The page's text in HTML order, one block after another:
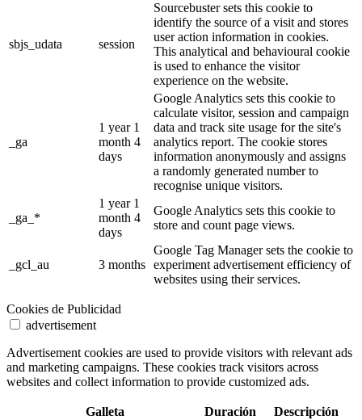
sbjs_udata session
Sourcebuster sets this cookie to
identify the source of a visit and stores
user action information in cookies.
This analytical and behavioural cookie
is used to enhance the visitor
experience on the website.
_ga
1 year 1
month 4
days
Google Analytics sets this cookie to
calculate visitor, session and campaign
data and track site usage for the site's
analytics report. The cookie stores
information anonymously and assigns
a randomly generated number to
recognise unique visitors.
_ga_*
1 year 1
month 4
days
Google Analytics sets this cookie to
store and count page views.
_gcl_au 3 months
Google Tag Manager sets the cookie to
experiment advertisement efficiency of
websites using their services.
Cookies de Publicidad
advertisement
Advertisement cookies are used to provide visitors with relevant ads
and marketing campaigns. These cookies track visitors across
websites and collect information to provide customized ads.
Galleta Duración Descripción